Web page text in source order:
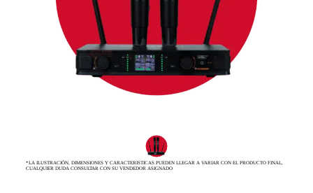
*LA ILUSTRACIÓN, DIMENSIONES Y CARACTERISTICAS PUEDEN LLEGAR A VARIAR CON EL PRODUCTO FINAL,
CUALQUIER DUDA CONSULTAR CON SU VENDEDOR ASIGNADO